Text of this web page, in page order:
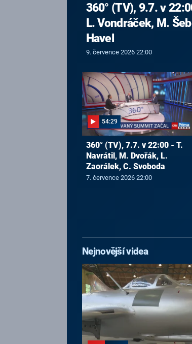
360° (TV), 9.7. v
L. Vondráček, M.
Havel
9. července 2026 22:00
54:29
360° (TV), 7.7. v 22:00 - T.
Navrátil, M. Dvořák, L.
Zaorálek, C. Svoboda
7. července 2026 22:00
Nejnovější videa